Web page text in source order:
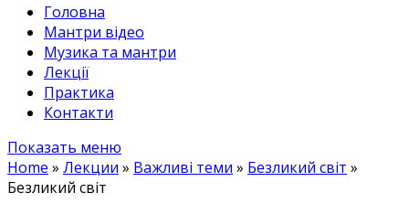
Головна
Мантри відео
Музика та мантри
Лекції
Практика
Контакти
Показать меню
Home » Лекции » Важливі теми » Безликий світ »
Безликий світ